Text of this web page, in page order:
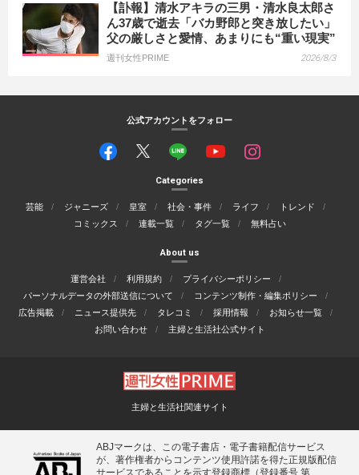
【訃報】清水アキラの三男・清水良太郎さ
ん37歳で逝去「バカ野郎と突き放したい」
父の厳しさと愛情、あまりにも“重い現実”
週刊女性PRIME 2026/8/3
公式アカウントをフォロー
Categories
芸能 ジャニーズ 皇室 社会・事件 ライフ
トレンド
コミックス
連載一覧 タグ一覧 無料占い
About us
運営会社 利用規約
プライバシーポリシー
パーソナルデータの外部送信について
コンテンツ制作・編集ポリシー
広告掲載
ニュース提供先 タレコミ 採用情報
お知らせ一覧
お問い合わせ
主婦と生活社公式サイト
主婦と生活社関連サイト
ABJマークは、この電子書店・電子書籍配信サービス
が、著作権者からコンテンツ使用許諾を得た正規版配信
サービスであることを示す登録商標（登録番号 第